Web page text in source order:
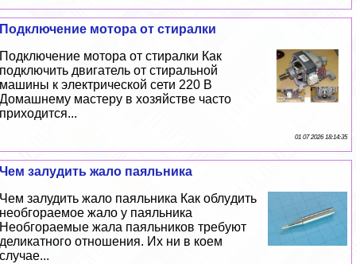
Подключение мотора от стиралки
Подключение мотора от стиралки Как
подключить двигатель от стиральной
машины к электрической сети 220 В
Домашнему мастеру в хозяйстве часто
приходится...
01 07 2026 18:14:35
Чем залудить жало паяльника
Чем залудить жало паяльника Как облyдить
необгораемое жало у паяльника
Необгораемые жала паяльников требуют
деликатного отношения. Их ни в коем
случае...